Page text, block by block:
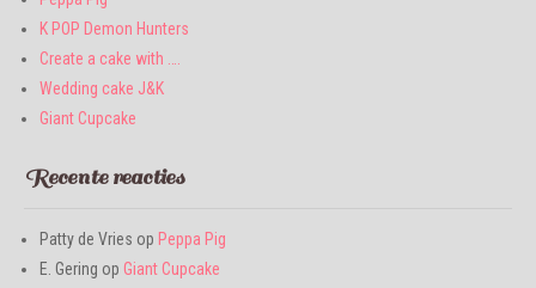
K POP Demon Hunters
Create a cake with ….
Wedding cake J&K
Giant Cupcake
Recente reacties
Patty de Vries op Peppa Pig
E. Gering op Giant Cupcake